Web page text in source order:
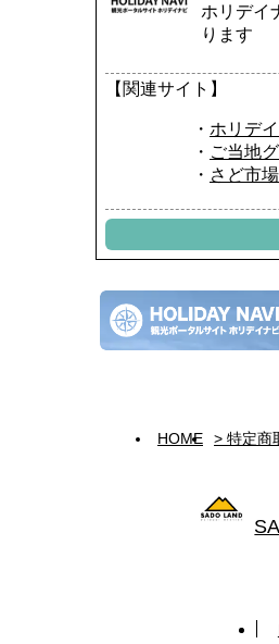
ホリデイ
ります
【関連サイト】
ホリデ
ご当地
さど市場
HOME > 特定商